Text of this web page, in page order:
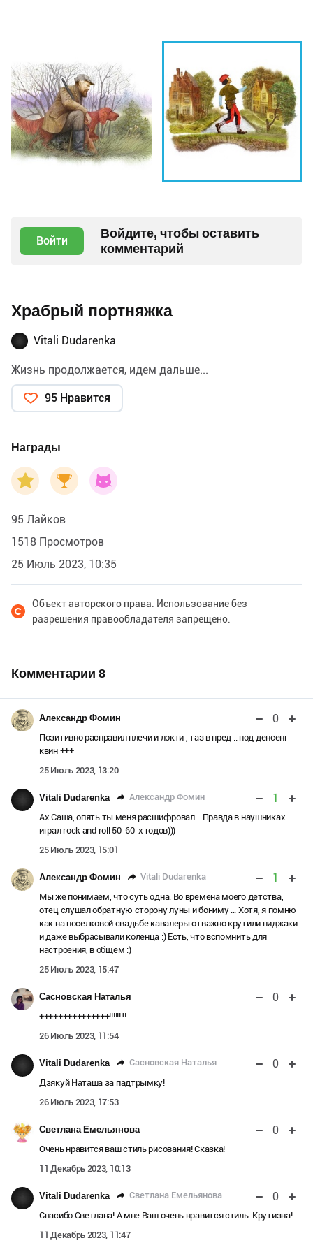
Войти
Войдите, чтобы оставить
комментарий
Храбрый портняжка
Vitali Dudarenka
Жизнь продолжается, идем дальше...
95 Нравится
Награды
95 Лайков
1518 Просмотров
25 Июль 2023, 10:35
Объект авторского права. Использование без
разрешения правообладателя запрещено.
Комментарии 8
Александр Фомин 0
Позитивно расправил плечи и локти , таз в пред .. под денсенг
квин +++
25 Июль 2023, 13:20
Vitali Dudarenka Александр Фомин 1
Ах Саша, опять ты меня расшифровал... Правда в наушниках
играл rock and roll 50-60-х годов)))
25 Июль 2023, 15:01
Александр Фомин Vitali Dudarenka 1
Мы же понимаем, что суть одна. Во времена моего детства,
отец слушал обратную сторону луны и бониму ... Хотя, я помню
как на поселковой свадьбе кавалеры отважно крутили пиджаки
и даже выбрасывали коленца :) Есть, что вспомнить для
настроения, в общем :)
25 Июль 2023, 15:47
Сасновская Наталья 0
+++++++++++++++!!!!!!!!!
26 Июль 2023, 11:54
Vitali Dudarenka Сасновская Наталья 0
Дзякуй Наташа за падтрымку!
26 Июль 2023, 17:53
Светлана Емельянова 0
Очень нравится ваш стиль рисования! Сказка!
11 Декабрь 2023, 10:13
Vitali Dudarenka Светлана Емельянова 0
Спасибо Светлана! А мне Ваш очень нравится стиль. Крутизна!
11 Декабрь 2023, 11:47